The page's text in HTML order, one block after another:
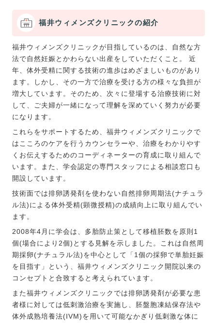
福井ウィメンズクリニックの紹介
福井ウィメンズクリニックが目指しているのは、自然な方
法で自然妊娠とかわらない出産をしていただくこと。 近
年、体外受精に関する技術の進歩はめざましいものがあり
ます。しかし、その一方で治療を受ける方の様々な負担が
増大しています。そのため、次々に登場する治療技術に対
して、ご夫婦が一緒になって理解を深めていく努力が必要
になります。
これらをサポートするため、福井ウィメンズクリニックで
はこころのケアを行うカウンセラーや、治療をわかりやす
くお伝えするためのコーディネーターの育成に取り組んで
います。また、学会認定の専門スタッフによる相談窓口も
開設しています。
技術面では排卵誘発剤を使わない自然排卵周期法(ナチュラ
ル法)による体外受精(顕微授精)の成績向上に取り組んでい
ます。
2008年4月に学会は、多胎防止策として移植胚数を原則1
個(場合により2個)とする見解を示しました。これは自然周
期採卵(ナチュラル法)を中心として「1個の採卵で単胎妊娠
を目指す」という、福井ウィメンズクリニック開院以来の
コンセプトと合致すると考えられています。
また福井ウィメンズクリニックでは排卵誘発剤が必要な患
者様に対しては低刺激治療を実施し、胚盤胞凍結保存法や
体外成熟培養法(IVM)を用いて可能なかぎり低刺激な体に